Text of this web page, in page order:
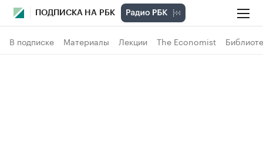
ПОДПИСКА НА РБК
В подписке Материалы Лекции The Economist